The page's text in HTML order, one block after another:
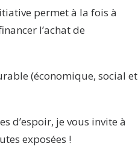
permet à la fois à
l’achat de
(économique, social et
d’espoir, je vous invite à
exposées !